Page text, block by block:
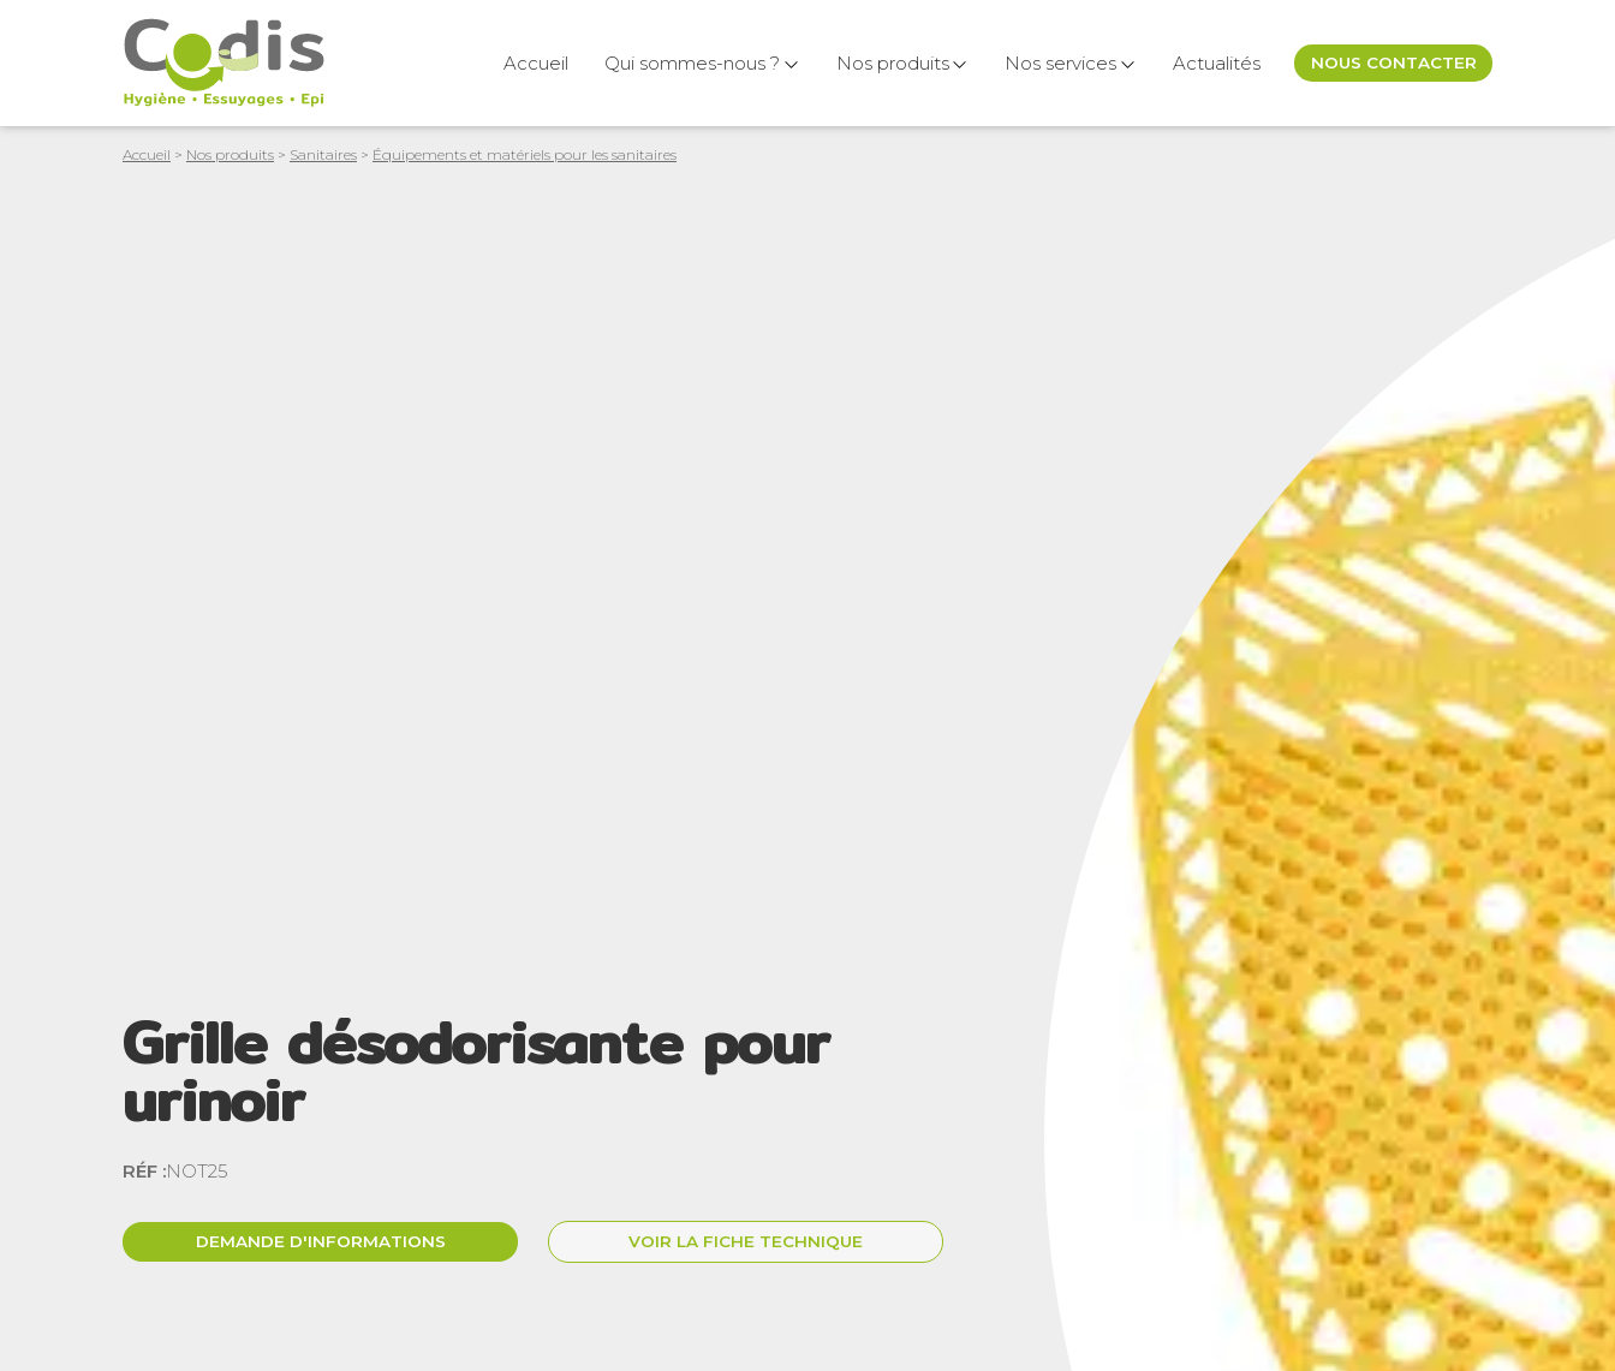
Accueil Qui sommes-nous ? Nos produits Nos services Actualités NOUS CONTACTER
Accueil > Nos produits > Sanitaires > Équipements et matériels pour les sanitaires
Grille désodorisante pour
urinoir
RÉF :NOT25
DEMANDE D'INFORMATIONS VOIR LA FICHE TECHNIQUE